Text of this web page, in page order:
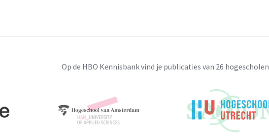
Op de HBO Kennisbank vind je publicaties van 26 hogescholen